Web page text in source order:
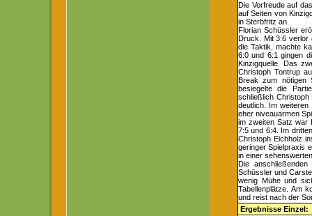
Die Vorfreude auf
auf Seiten von
in Sterbfritz an.
Florian Schüssler
Druck. Mit 3:6 verlor
die Taktik, machte
6:0 und 6:1 gingen
Kinzigquelle. Das
Christoph Tontrup
Break zum nötigen
besiegelte die
schließlich Christoph
deutlich. Im
eher niveauarmen
im zweiten Satz war
7:5 und 6:4. Im
Christoph Eichholz
geringer Spielpraxis
in einer
Die
Schüssler und
wenig Mühe und
Tabellenplätze. Am
und reist nach der
Ergebnisse Einzel: